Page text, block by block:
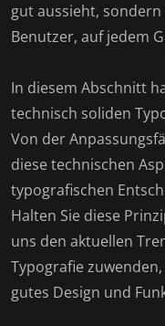
gut aussieht,
Benutzer, auf jedem
In diesem Abschnitt
technisch soliden
Von der
diese technischen
typografischen
Halten Sie diese
uns den aktuellen
Typografie
gutes Design und